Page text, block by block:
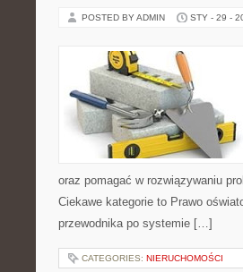
POSTED BY ADMIN STY - 29 -
oraz pomagać w rozwiązywaniu
Ciekawe kategorie to Prawo
przewodnika po systemie […]
CATEGORIES: NIERUCHOMOŚCI